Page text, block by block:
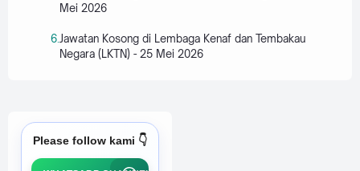
Mei 2026
Jawatan Kosong di Lembaga Kenaf dan Tembakau
Negara (LKTN) - 25 Mei 2026
Please follow kami 👇